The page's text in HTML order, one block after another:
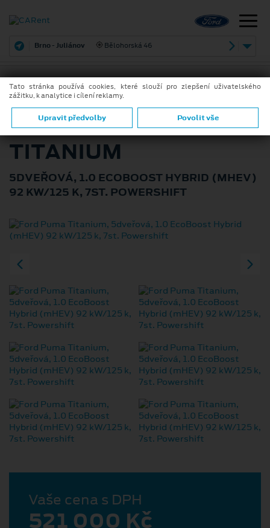
Brno - Juliánov Bělohorská 46
FORD PUMA
TITANIUM
5DVEŘOVÁ, 1.0 ECOBOOST HYBRID (MHEV)
92 KW/125 K, 7ST. POWERSHIFT
Vaše cena s DPH
521 000 Kč
Tato stránka používá cookies, které slouží pro zlepšení uživatelského
zážitku, k analytice i cílení reklamy.
Upravit předvolby Povolit vše